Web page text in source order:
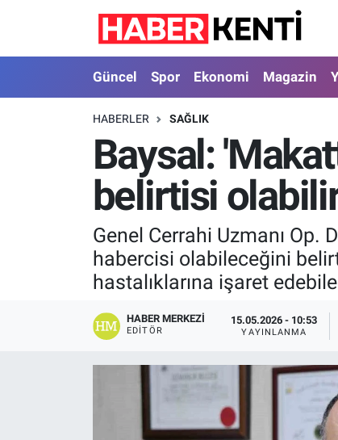
Güncel Spor Ekonomi Magazin
HABERLER SAĞLIK
Baysal:
belirtisi
Genel Cerrahi Uzmanı Op.
habercisi olabileceğini
hastalıklarına işaret
HABER MERKEZI
EDITÖR
15.05.2026 - 10:53
YAYINLANMA
Güncel
Spor
Ekonomi
Nöbetçi Eczaneler
Hava Durumu
İstanbul Namaz Vakitleri
Trafik Durumu
Süper Lig Puan Durumu ve Fikstür
Tüm Manşetler
Son Dakika Haberleri